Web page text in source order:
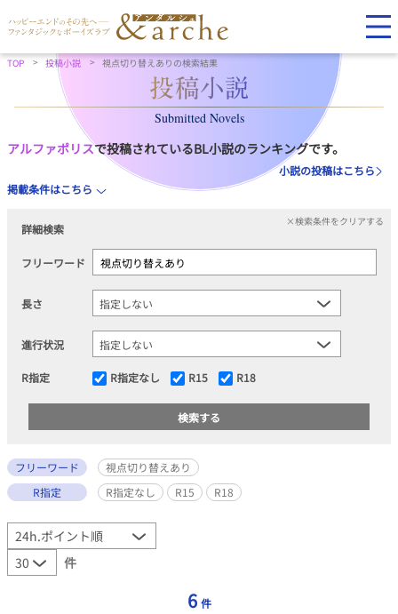
TOP 投稿小説 視点切り替えありの検索結果
Submitted Novels
アルファポリスで投稿されているBL小説のランキングです。
小説の投稿はこちら
掲載条件はこちら
詳細検索
×検索条件をクリアする
フリーワード
長さ
進行状況
R指定 R指定なし R15 R18
フリーワード
視点切り替えあり
R指定
R指定なし R15 R18
件
6 件